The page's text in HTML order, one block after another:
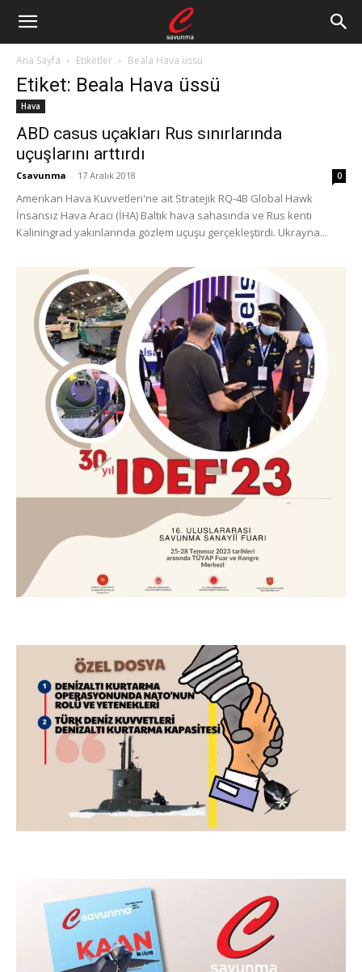
Ana Sayfa Etiketler Beala Hava üssü
Etiket: Beala Hava üssü
Hava
ABD casus uçakları Rus sınırlarında
uçuşlarını arttırdı
Csavunma - 17 Aralık 2018 0
Amerikan Hava Kuvvetleri'ne ait Stratejik RQ-4B Global Hawk
İnsansız Hava Aracı (İHA) Baltık hava sahasında ve Rus kenti
Kaliningrad yakınlarında gözlem uçuşu gerçekleştirdi. Ukrayna...